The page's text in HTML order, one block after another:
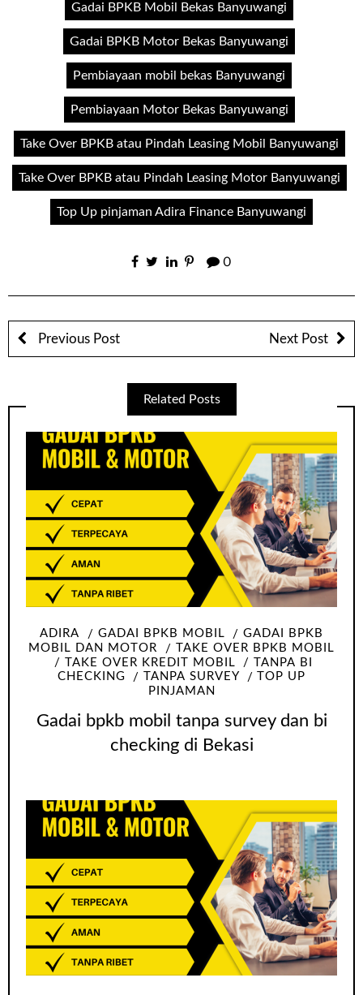
Gadai BPKB Mobil Bekas Banyuwangi
Gadai BPKB Motor Bekas Banyuwangi
Pembiayaan mobil bekas Banyuwangi
Pembiayaan Motor Bekas Banyuwangi
Take Over BPKB atau Pindah Leasing Mobil Banyuwangi
Take Over BPKB atau Pindah Leasing Motor Banyuwangi
Top Up pinjaman Adira Finance Banyuwangi
0
Previous Post Next Post
Related Posts
ADIRA GADAI BPKB MOBIL
GADAI BPKB
MOBIL DAN MOTOR
TAKE OVER BPKB MOBIL
TAKE OVER KREDIT MOBIL
TANPA BI
CHECKING
TANPA SURVEY
TOP UP
PINJAMAN
Gadai bpkb mobil tanpa survey dan bi
checking di Bekasi